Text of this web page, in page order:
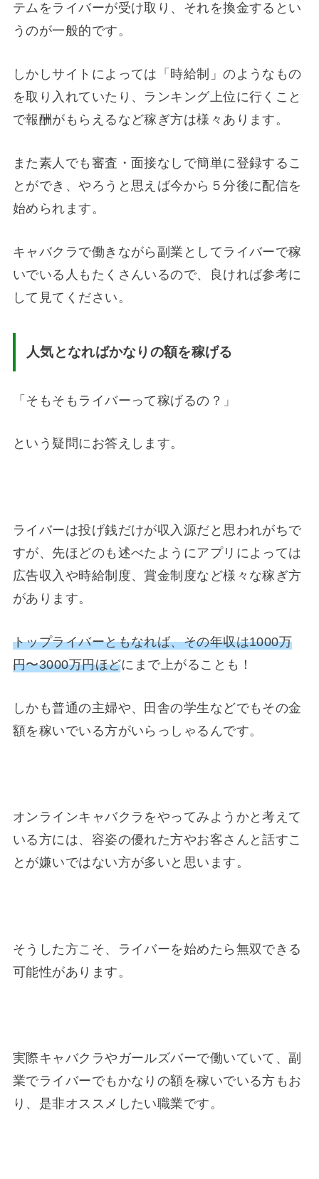
テムをライバーが受け取り、それを換金するとい
うのが一般的です。
しかしサイトによっては「時給制」のようなもの
を取り入れていたり、ランキング上位に行くこと
で報酬がもらえるなど稼ぎ方は様々あります。
また素人でも審査・面接なしで簡単に登録するこ
とができ、やろうと思えば今から５分後に配信を
始められます。
キャバクラで働きながら副業としてライバーで稼
いでいる人もたくさんいるので、良ければ参考に
して見てください。
人気となればかなりの額を稼げる
「そもそもライバーって稼げるの？」
という疑問にお答えします。
ライバーは投げ銭だけが収入源だと思われがちで
すが、先ほどのも述べたようにアプリによっては
広告収入や時給制度、賞金制度など様々な稼ぎ方
があります。
トップライバーともなれば、その年収は1000万
円〜3000万円ほどにまで上がることも！
しかも普通の主婦や、田舎の学生などでもその金
額を稼いでいる方がいらっしゃるんです。
オンラインキャバクラをやってみようかと考えて
いる方には、容姿の優れた方やお客さんと話すこ
とが嫌いではない方が多いと思います。
そうした方こそ、ライバーを始めたら無双できる
可能性があります。
実際キャバクラやガールズバーで働いていて、副
業でライバーでもかなりの額を稼いでいる方もお
り、是非オススメしたい職業です。